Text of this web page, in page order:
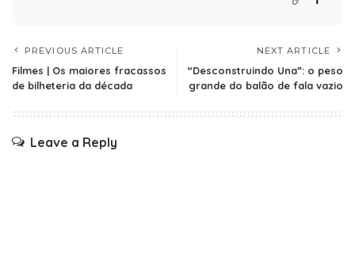
PREVIOUS ARTICLE
Filmes | Os maiores fracassos
de bilheteria da década
NEXT ARTICLE
“Desconstruindo Una”: o peso
grande do balão de fala vazio
Leave a Reply